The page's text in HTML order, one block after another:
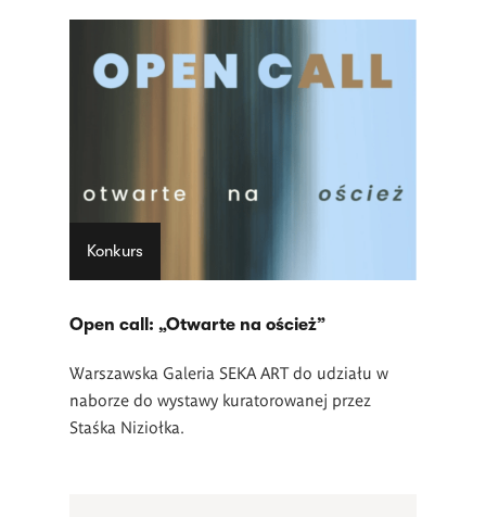
Konkurs
Open call: „Otwarte na oścież”
Warszawska Galeria SEKA ART do udziału w
naborze do wystawy kuratorowanej przez
Staśka Niziołka.